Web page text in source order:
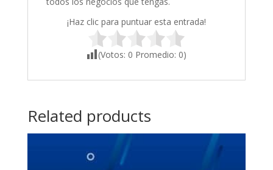
¡Haz clic para puntuar esta entrada!
(Votos: 0 Promedio: 0)
Related products